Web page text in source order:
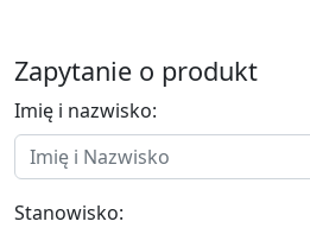
Zapytanie o produkt
Imię i nazwisko:
Stanowisko: